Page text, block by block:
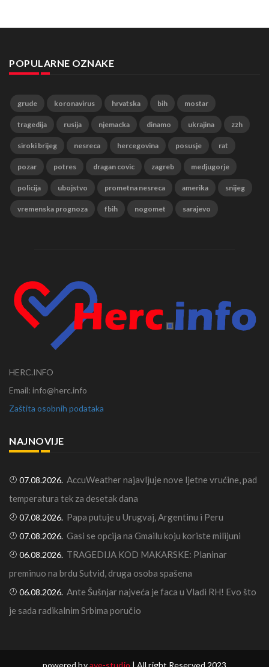
POPULARNE OZNAKE
grude koronavirus hrvatska bih mostar
tragedija rusija njemacka dinamo ukrajina zzh
siroki brijeg nesreca hercegovina posusje rat
pozar potres dragan covic zagreb medjugorje
policija ubojstvo prometna nesreca amerika snijeg
vremenska prognoza fbih nogomet sarajevo
HERC.INFO
Email: info@herc.info
Zaštita osobnih podataka
NAJNOVIJE
07.08.2026. AccuWeather najavljuje nove ljetne vrućine, pad
temperatura tek za desetak dana
07.08.2026. Papa putuje u Urugvaj, Argentinu i Peru
07.08.2026. Gasi se opcija na Gmailu koju koriste milijuni
06.08.2026. TRAGEDIJA KOD MAKARSKE: Planinar
preminuo na brdu Sutvid, druga osoba spašena
06.08.2026. Ante Šušnjar najveća je faca u Vladi RH! Evo što
je sada radikalnim Srbima poručio
powered byave-studio | All right Reserved 2023